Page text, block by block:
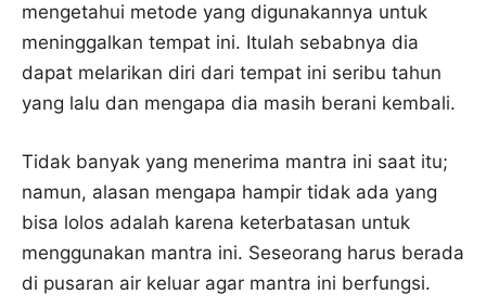
mengetahui metode yang digunakannya untuk
meninggalkan tempat ini. Itulah sebabnya dia
dapat melarikan diri dari tempat ini seribu tahun
yang lalu dan mengapa dia masih berani kembali.
Tidak banyak yang menerima mantra ini saat itu;
namun, alasan mengapa hampir tidak ada yang
bisa lolos adalah karena keterbatasan untuk
menggunakan mantra ini. Seseorang harus berada
di pusaran air keluar agar mantra ini berfungsi.